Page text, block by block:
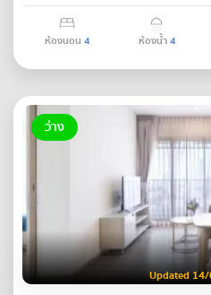
ห้องนอน 4 ห้องน้ำ4
ว่าง
Updated